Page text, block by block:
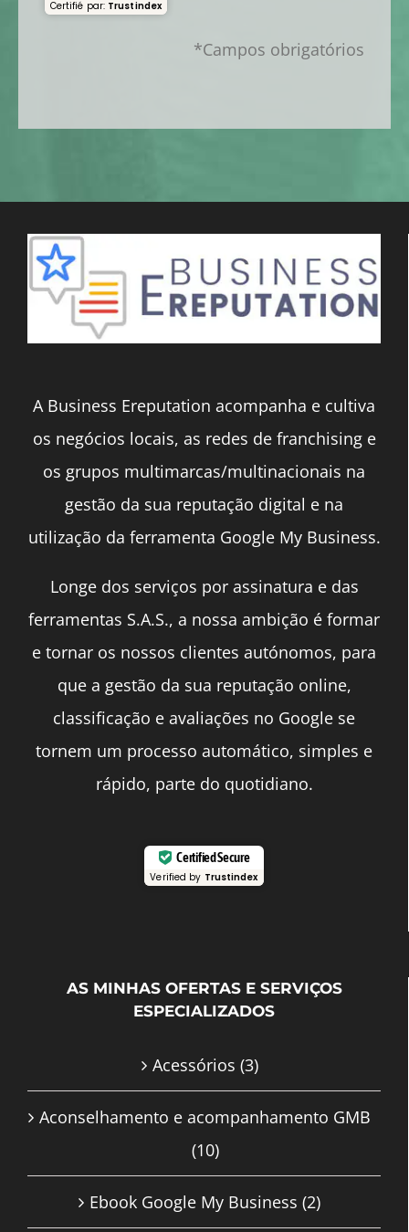
Certifié par: Trustindex
*Campos obrigatórios
A Business Ereputation acompanha e cultiva
os negócios locais, as redes de franchising e
os grupos multimarcas/multinacionais na
gestão da sua reputação digital e na
utilização da ferramenta Google My Business.
Longe dos serviços por assinatura e das
ferramentas S.A.S., a nossa ambição é formar
e tornar os nossos clientes autónomos, para
que a gestão da sua reputação online,
classificação e avaliações no Google se
tornem um processo automático, simples e
rápido, parte do quotidiano.
Certified Secure
Verified by Trustindex
AS MINHAS OFERTAS E SERVIÇOS
ESPECIALIZADOS
Acessórios (3)
Aconselhamento e acompanhamento GMB
(10)
Ebook Google My Business (2)